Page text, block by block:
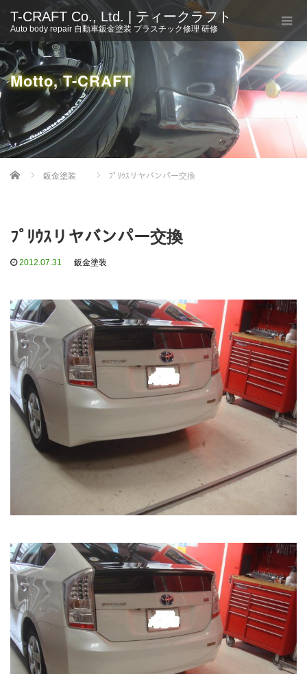
T-CRAFT Co., Ltd. | ティークラフト
Auto body repair 自動車鈑金塗装 プラスチック修理 研修
Motto, T-CRAFT
Home 鈑金塗装 ﾌﾟﾘｳｽリヤバンパー交換
ﾌﾟﾘｳｽリヤバンパー交換
2012.07.31 鈑金塗装